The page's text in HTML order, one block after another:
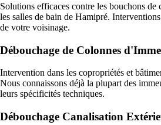
Solutions efficaces contre les bouchons de
les salles de bain de Hamipré.
de votre voisinage.
Débouchage de Colonnes
Intervention dans les copropriétés et
Nous connaissons déjà la plupart des
leurs spécificités techniques.
Débouchage Canalisation